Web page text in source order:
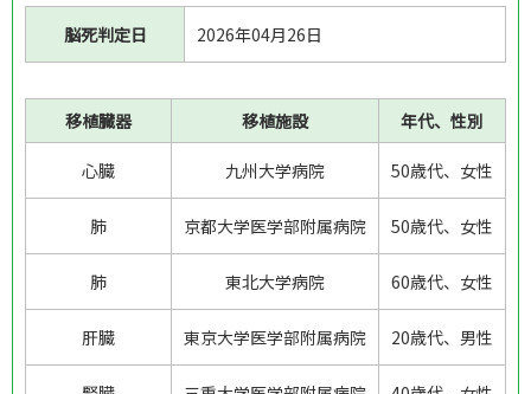
脳死判定日 2026年04月26日
移植臓器 移植施設 年代、性別
心臓 九州大学病院 50歳代、女性
肺 京都大学医学部附属病院 50歳代、女性
肺 東北大学病院 60歳代、女性
肝臓 東京大学医学部附属病院 20歳代、男性